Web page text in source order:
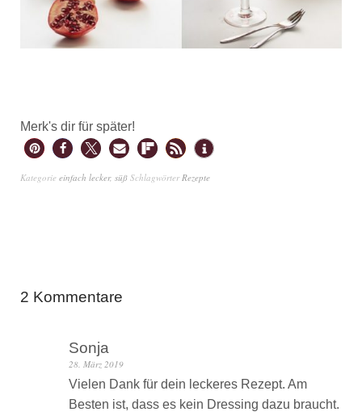
Merk's dir für später!
Kategorie einfach lecker, süß Schlagwörter Rezepte
2 Kommentare
Sonja
28. März 2019
Vielen Dank für dein leckeres Rezept. Am
Besten ist, dass es kein Dressing dazu braucht.